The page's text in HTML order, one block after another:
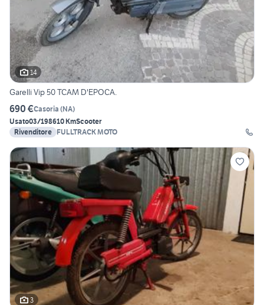
14
Garelli Vip 50 TCAM D'EPOCA.
690 €Casoria (NA)
Usato03/198610 KmScooter
Rivenditore FULLTRACK MOTO
3